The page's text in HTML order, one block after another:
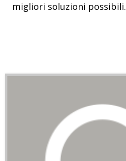
migliori soluzioni possibili.